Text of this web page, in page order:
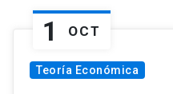
1 OCT
Teoría Económica